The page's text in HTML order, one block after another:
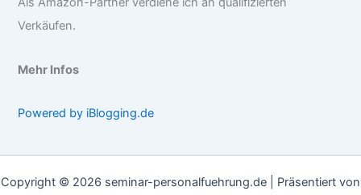
Verkäufen.
Mehr Infos
Powered by iBlogging.de
Copyright © 2026 seminar-personalfuehrung.de | Präsentiert von